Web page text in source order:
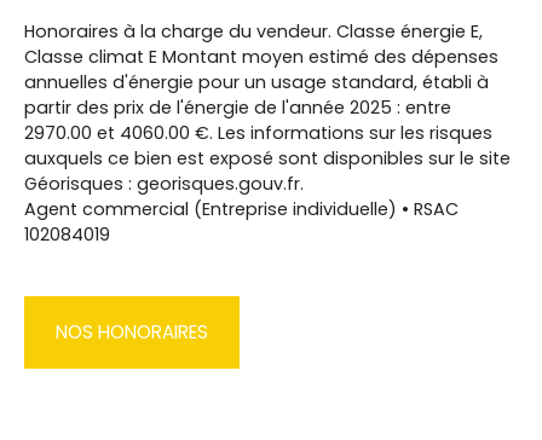
Honoraires à la charge du vendeur. Classe énergie E,
Classe climat E Montant moyen estimé des dépenses
annuelles d'énergie pour un usage standard, établi à
partir des prix de l'énergie de l'année 2025 : entre
2970.00 et 4060.00 €. Les informations sur les risques
auxquels ce bien est exposé sont disponibles sur le site
Géorisques : georisques.gouv.fr.
Agent commercial (Entreprise individuelle) • RSAC
102084019
NOS HONORAIRES